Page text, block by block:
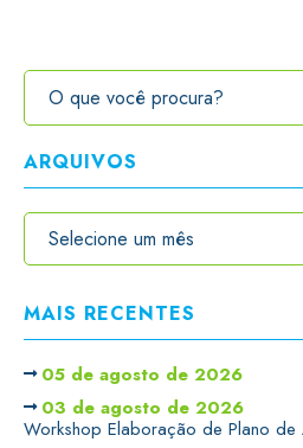
ARQUIVOS
MAIS RECENTES
05 de agosto de 2026
03 de agosto de 2026
Workshop Elaboração de Plano de